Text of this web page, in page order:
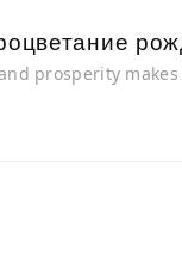
prosperity